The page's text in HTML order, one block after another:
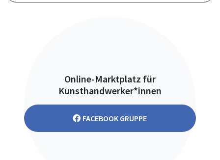
Online-Marktplatz für
Kunsthandwerker*innen
FACEBOOK GRUPPE